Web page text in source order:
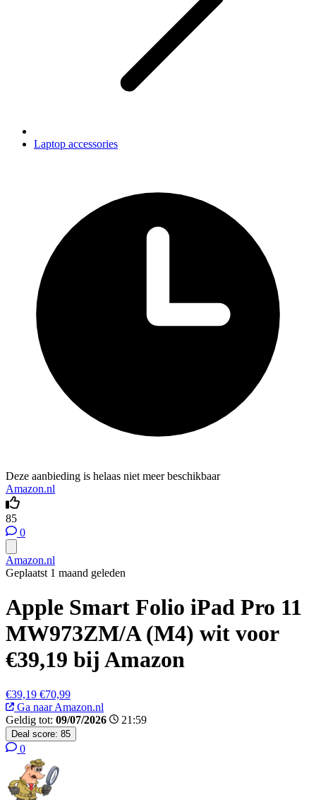
Laptop accessories
Deze aanbieding is helaas niet meer beschikbaar
Amazon.nl
85
0
Amazon.nl
Geplaatst 1 maand geleden
Apple Smart Folio iPad Pro 11
MW973ZM/A (M4) wit voor
€39,19 bij Amazon
€39,19 €70,99
Ga naar Amazon.nl
Geldig tot: 09/07/2026 21:59
Deal score: 85
0